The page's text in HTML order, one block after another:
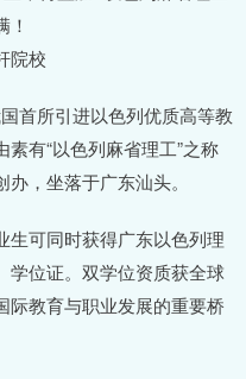
院校
首所引进以色列优质高等教
有“以色列麻省理工”之称
，坐落于广东汕头。
生可同时获得广东以色列理
学位证。双学位资质获全球
际教育与职业发展的重要桥